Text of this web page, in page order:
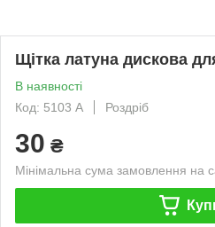
Щітка латуна дискова
В наявності
Код: 5103 А
Роздріб
30 ₴
Мінімальна сума замовлення на